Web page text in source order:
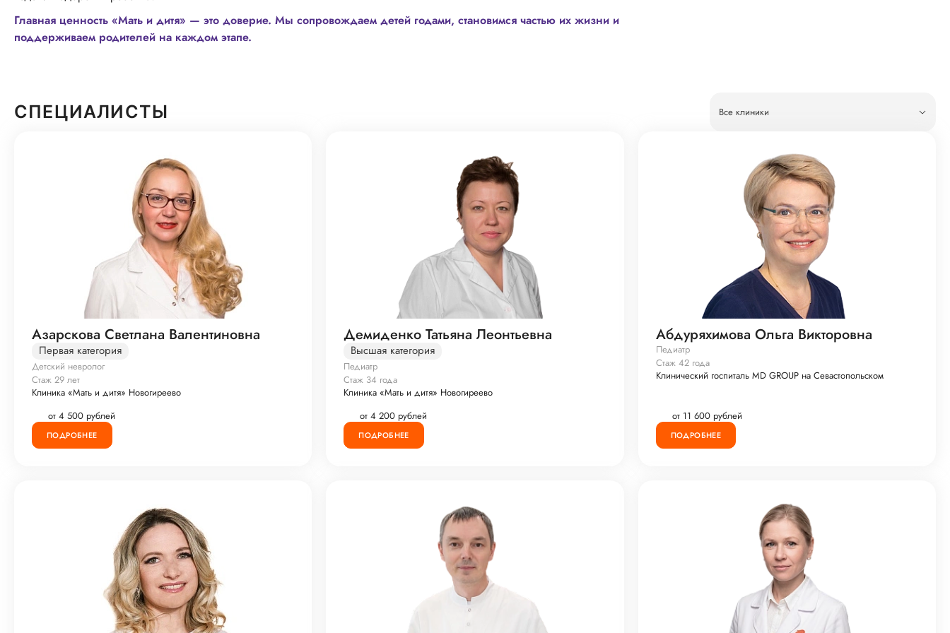
Главная ценность «Мать и дитя» — это доверие. Мы сопровождаем детей годами, становимся частью их жизни и
поддерживаем родителей на каждом этапе.
СПЕЦИАЛИСТЫ Все клиники
Азарскова Светлана Валентиновна
Первая категория
Детский невролог
Стаж 29 лет
Клиника «Мать и дитя» Новогиреево
от 4 500 рублей
ПОДРОБНЕЕ
Демиденко Татьяна Леонтьевна
Высшая категория
Педиатр
Стаж 34 года
Клиника «Мать и дитя» Новогиреево
от 4 200 рублей
ПОДРОБНЕЕ
Абдуряхимова Ольга Викторовна
Педиатр
Стаж 42 года
Клинический госпиталь MD GROUP на Севастопольском
от 11 600 рублей
ПОДРОБНЕЕ